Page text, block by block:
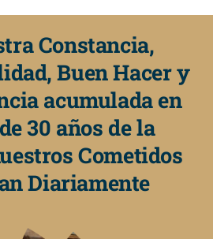
Constancia,
Buen Hacer y
acumulada en
30 años de la
Cometidos
Diariamente